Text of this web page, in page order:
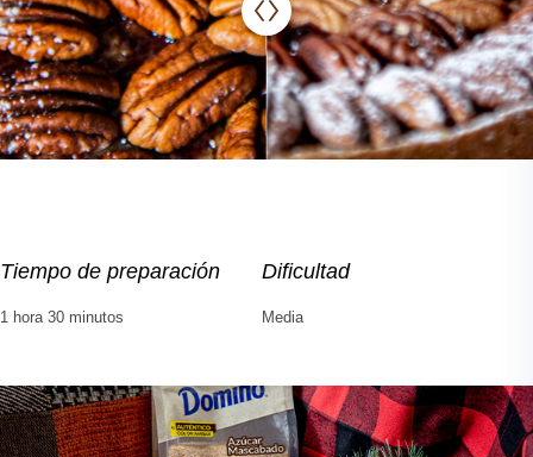
Tiempo de preparación
1 hora 30 minutos
Dificultad
Media